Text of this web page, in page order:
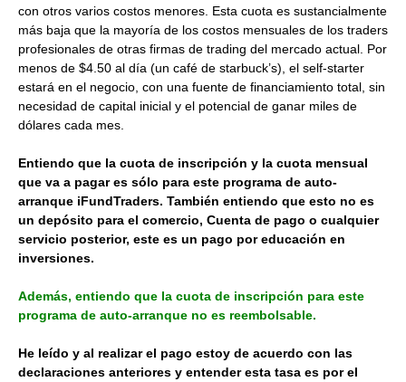
con otros varios costos menores. Esta cuota es sustancialmente
más baja que la mayoría de los costos mensuales de los traders
profesionales de otras firmas de trading del mercado actual. Por
menos de $4.50 al día (un café de starbuck’s), el self-starter
estará en el negocio, con una fuente de financiamiento total, sin
necesidad de capital inicial y el potencial de ganar miles de
dólares cada mes.
Entiendo que la cuota de inscripción y la cuota mensual
que va a pagar es sólo para este programa de auto-
arranque iFundTraders. También entiendo que esto no es
un depósito para el comercio, Cuenta de pago o cualquier
servicio posterior, este es un pago por educación en
inversiones.
Además, entiendo que la cuota de inscripción para este
programa de auto-arranque no es reembolsable.
He leído y al realizar el pago estoy de acuerdo con las
declaraciones anteriores y entender esta tasa es por el